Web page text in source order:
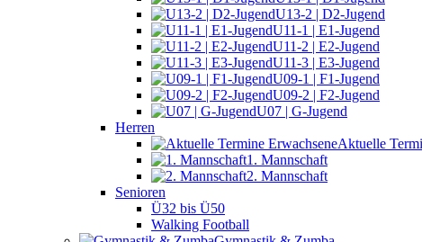
U13-2 | D2-Jugend
U11-1 | E1-Jugend
U11-2 | E2-Jugend
U11-3 | E3-Jugend
U09-1 | F1-Jugend
U09-2 | F2-Jugend
U07 | G-Jugend
Herren
Aktuelle
1. Mannschaft
2. Mannschaft
Senioren
Ü32 bis Ü50
Walking Football